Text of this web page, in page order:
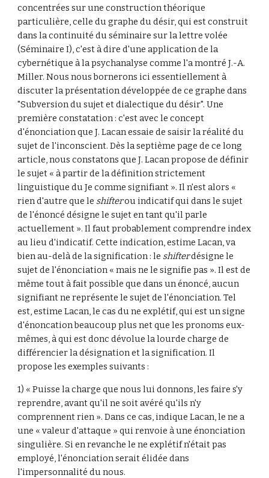
concentrées sur une construction théorique
particulière, celle du graphe du désir, qui est construit
dans la continuité du séminaire sur la lettre volée
(Séminaire I), c'est à dire d'une application de la
cybernétique à la psychanalyse comme l'a montré J.-A.
Miller. Nous nous bornerons ici essentiellement à
discuter la présentation développée de ce graphe dans
"Subversion du sujet et dialectique du désir". Une
première constatation : c'est avec le concept
d'énonciation que J. Lacan essaie de saisir la réalité du
sujet de l'inconscient. Dès la septième page de ce long
article, nous constatons que J. Lacan propose de définir
le sujet « à partir de la définition strictement
linguistique du Je comme signifiant ». Il n'est alors «
rien d'autre que le shifter ou indicatif qui dans le sujet
de l'énoncé désigne le sujet en tant qu'il parle
actuellement ». Il faut probablement comprendre index
au lieu d'indicatif. Cette indication, estime Lacan, va
bien au-delà de la signification : le shifter désigne le
sujet de l'énonciation « mais ne le signifie pas ». Il est de
même tout à fait possible que dans un énoncé, aucun
signifiant ne représente le sujet de l'énonciation. Tel
est, estime Lacan, le cas du ne explétif, qui est un signe
d'énoncation beaucoup plus net que les pronoms eux-
mêmes, à qui est donc dévolue la lourde charge de
différencier la désignation et la signification. Il
propose les exemples suivants :
1) « Puisse la charge que nous lui donnons, les faire s'y
reprendre, avant qu'il ne soit avéré qu'ils n'y
comprennent rien ». Dans ce cas, indique Lacan, le ne a
une « valeur d'attaque » qui renvoie à une énonciation
singulière. Si en revanche le ne explétif n'était pas
employé, l'énonciation serait élidée dans
l'impersonnalité du nous.